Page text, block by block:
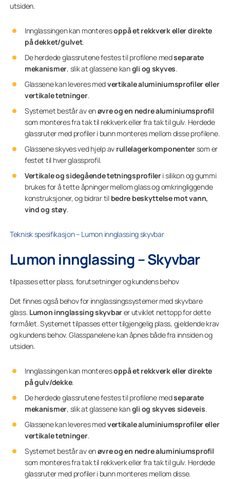
utsiden.
Innglassingen kan monteresoppå et rekkverk eller direkte
på dekket/gulvet.
De herdede glassrutene festes til profilene medseparate
mekanismer, slik at glassene kangli og skyves.
Glassene kan leveres medvertikale aluminiumsprofiler eller
vertikale tetninger.
Systemet består av enøvre og en nedre aluminiumsprofil
som monteres fra tak til rekkverk eller fra tak til gulv. Herdede
glassruter med profiler i bunn monteres mellom disse profilene.
Glassene skyves ved hjelp av rullelagerkomponentersom er
festet til hver glassprofil.
Vertikale og sidegående tetningsprofileri silikon og gummi
brukes for å tette åpninger mellom glass og omkringliggende
konstruksjoner, og bidrar til bedre beskyttelse mot vann,
vind og støy.
Teknisk spesifikasjon – Lumon innglassing skyvbar
Lumon innglassing – Skyvbar
tilpasses etter plass, forutsetninger og kundens behov
Det finnes også behov for innglassingssystemer med skyvbare
glass. Lumon innglassing skyvbarer utviklet nettopp for dette
formålet. Systemet tilpasses etter tilgjengelig plass, gjeldende krav
og kundens behov. Glasspanelene kan åpnes både fra innsiden og
utsiden.
Innglassingen kan monteresoppå et rekkverk eller direkte
på gulv/dekke.
De herdede glassrutene festes til profilene medseparate
mekanismer, slik at glassene kangli og skyves sideveis.
Glassene kan leveres medvertikale aluminiumsprofiler eller
vertikale tetninger.
Systemet består av enøvre og en nedre aluminiumsprofil
som monteres fra tak til rekkverk eller fra tak til gulv. Herdede
glassruter med profiler i bunn monteres mellom disse.